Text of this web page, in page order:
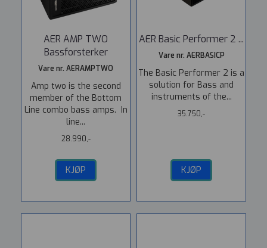
AER AMP TWO
Bassforsterker
Vare nr. AERAMPTWO
Amp two is the second
member of the Bottom
Line combo bass amps. In
line...
28.990,-
KJØP
AER Basic Performer 2 ...
Vare nr. AERBASICP
The Basic Performer 2 is a
solution for Bass and
instruments of the...
35.750,-
KJØP